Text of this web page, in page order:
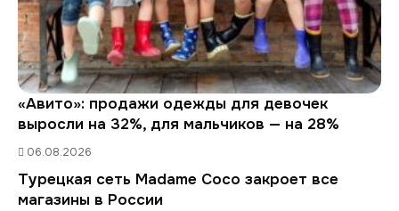
«Авито»: продажи одежды для девочек
выросли на 32%, для мальчиков — на 28%
06.08.2026
Турецкая сеть Madame Coco закроет все
магазины в России